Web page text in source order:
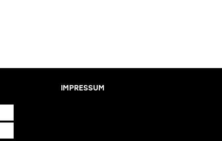
IMPRESSUM